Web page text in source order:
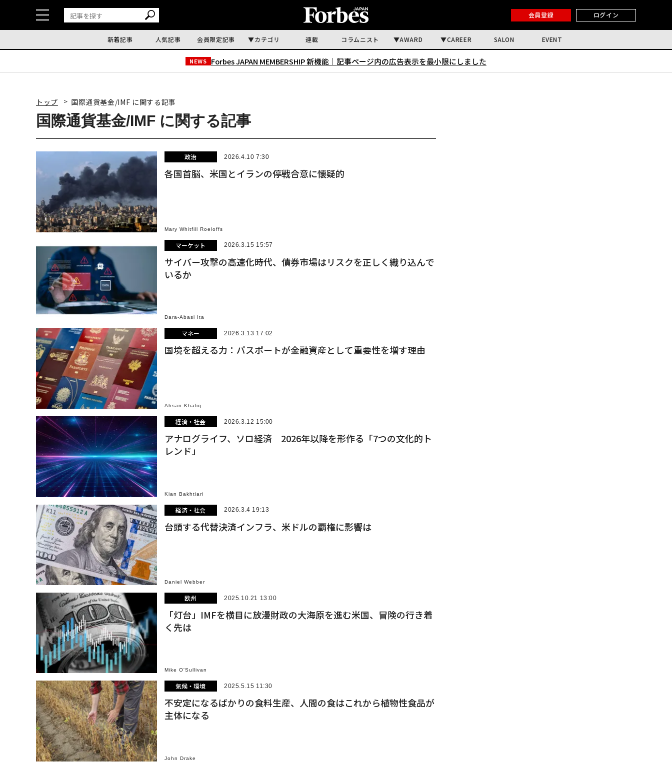
会員登録 ログイン
新着記事 人気記事 会員限定記事 カテゴリ 連載 コラムニスト AWARD CAREER SALON EVENT
NEWS Forbes JAPAN MEMBERSHIP 新機能｜ 記事ページ内の広告表示を最小限にしました
トップ 国際通貨基金/IMF に関する記事
国際通貨基金/IMF に関する記事
政治 2026.4.10 7:30
各国首脳、米国とイランの停戦合意に懐疑的
Mary Whitfill Roeloffs
マーケット 2026.3.15 15:57
サイバー攻撃の高速化時代、債券市場はリスクを正しく織り込んで
いるか
Dara-Abasi Ita
マネー 2026.3.13 17:02
国境を超える力：パスポートが金融資産として重要性を増す理由
Ahsan Khaliq
経済・社会 2026.3.12 15:00
アナログライフ、ソロ経済 2026年以降を形作る「7つの文化的ト
レンド」
Kian Bakhtiari
経済・社会 2026.3.4 19:13
台頭する代替決済インフラ、米ドルの覇権に影響は
Daniel Webber
欧州 2025.10.21 13:00
「灯台」IMFを横目に放漫財政の大海原を進む米国、冒険の行き着
く先は
Mike O'Sullivan
気候・環境 2025.5.15 11:30
不安定になるばかりの食料生産、人間の食はこれから植物性食品が
主体になる
John Drake